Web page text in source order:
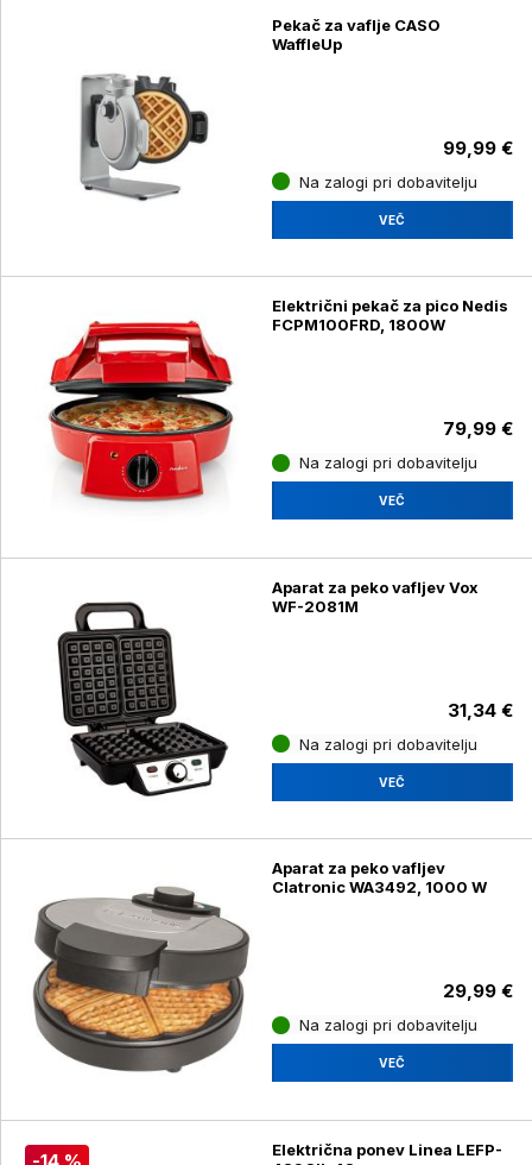
Pekač za vaflje CASO
WaffleUp
99,99 €
Na zalogi pri dobavitelju
VEČ
Električni pekač za pico Nedis
FCPM100FRD, 1800W
79,99 €
Na zalogi pri dobavitelju
VEČ
Aparat za peko vafljev Vox
WF-2081M
31,34 €
Na zalogi pri dobavitelju
VEČ
Aparat za peko vafljev
Clatronic WA3492, 1000 W
29,99 €
Na zalogi pri dobavitelju
VEČ
Električna ponev Linea LEFP-